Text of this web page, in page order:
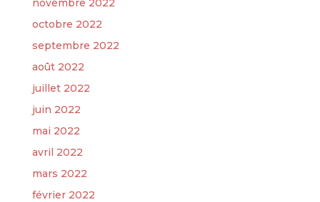
novembre 2022
octobre 2022
septembre 2022
août 2022
juillet 2022
juin 2022
mai 2022
avril 2022
mars 2022
février 2022